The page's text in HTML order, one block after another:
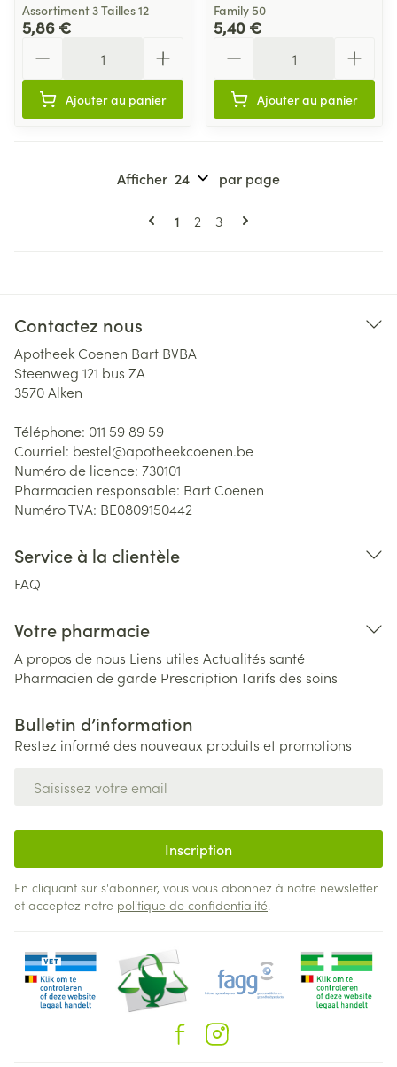
Assortiment 3 Tailles 12
5,86 €
Ajouter au panier
Family 50
5,40 €
Ajouter au panier
Pages
Vous lisez actuellement la page
1 Page
2 Page
3
Afficher par page
Contactez nous
Apotheek Coenen Bart BVBA
Steenweg 121 bus ZA
3570Alken
Téléphone: 011 59 89 59
Courriel: bestel@apotheekcoenen.be
Numéro de licence: 730101
Pharmacien responsable: Bart Coenen
Numéro TVA: BE0809150442
Service à la clientèle
FAQ
Votre pharmacie
A propos de nous Liens utiles Actualités santé
Pharmacien de garde PrescriptionTarifs des soins
Bulletin d’information
Restez informé des nouveaux produits et promotions
Inscription
En cliquant sur s'abonner, vous vous abonnez à notre newsletter
et acceptez notre politique de confidentialité.